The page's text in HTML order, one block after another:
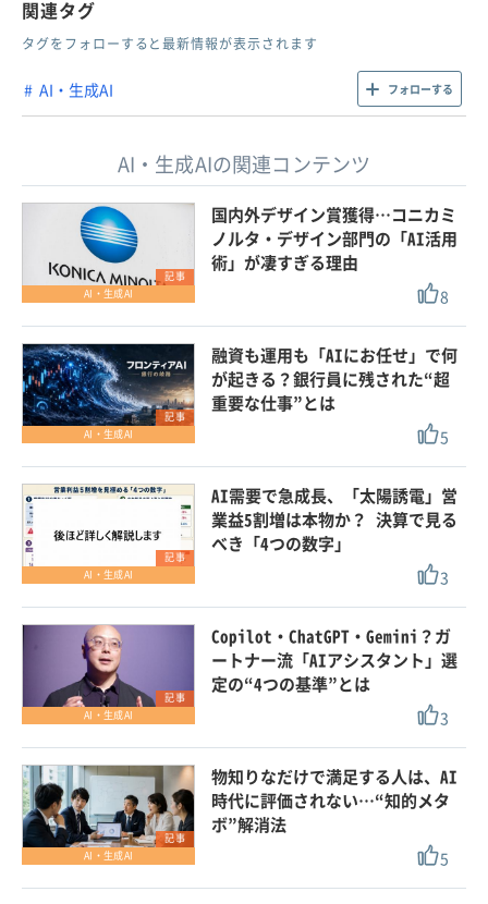
関連タグ
タグをフォローすると最新情報が表示されます
AI・生成AI フォローする
AI・生成AIの関連コンテンツ
記事
AI・生成AI
国内外デザイン賞獲得…コニカミ
ノルタ・デザイン部門の「AI活用
術」が凄すぎる理由
8
記事
AI・生成AI
融資も運用も「AIにお任せ」で何
が起きる？銀行員に残された“超
重要な仕事”とは
5
記事
AI・生成AI
AI需要で急成長、「太陽誘電」営
業益5割増は本物か？ 決算で見る
べき「4つの数字」
3
記事
AI・生成AI
Copilot・ChatGPT・Gemini？ガ
ートナー流「AIアシスタント」選
定の“4つの基準”とは
3
記事
AI・生成AI
物知りなだけで満足する人は、AI
時代に評価されない…“知的メタ
ボ”解消法
5